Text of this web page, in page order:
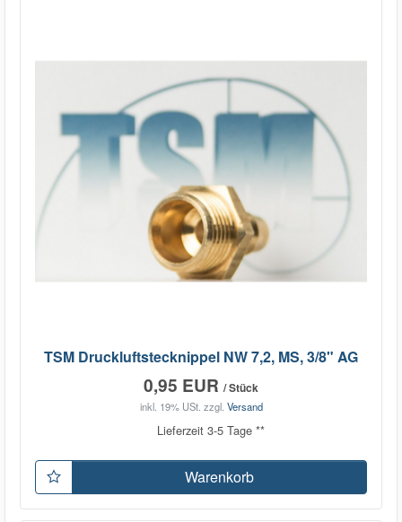
TSM Druckluftstecknippel NW 7,2, MS, 3/8" AG
0,95 EUR / Stück
inkl. 19% USt. zzgl. Versand
Lieferzeit 3-5 Tage **
Warenkorb